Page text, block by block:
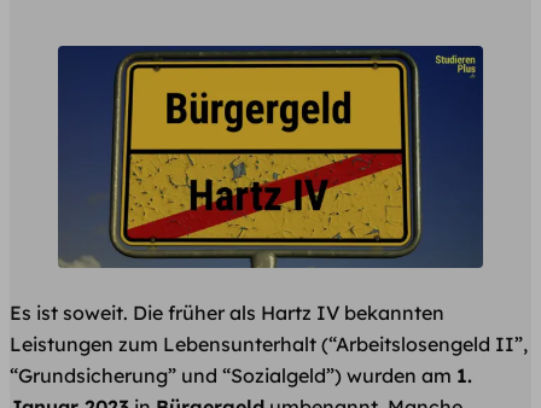
Es ist soweit. Die früher als Hartz IV bekannten
Leistungen zum Lebensunterhalt (“Arbeitslosengeld II”,
“Grundsicherung” und “Sozialgeld”) wurden am 1.